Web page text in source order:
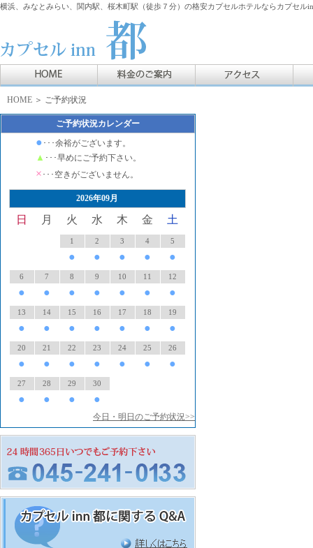
横浜、みなとみらい、関内駅、桜木町駅（徒歩７分）の格安カプセルホテルならカプセル
HOME ＞ ご予約状況
ご予約状況カレンダー
● ･･･余裕がございます。
▲ ･･･早めにご予約下さい。
× ･･･空きがございません。
2026年09月
日 月 火 水 木 金 土
1
●
2
●
3
●
4
●
5
●
6
●
7
●
8
●
9
●
10
●
11
●
12
●
13
●
14
●
15
●
16
●
17
●
18
●
19
●
20
●
21
●
22
●
23
●
24
●
25
●
26
●
27
●
28
●
29
●
30
●
今日・明日のご予約状況>>